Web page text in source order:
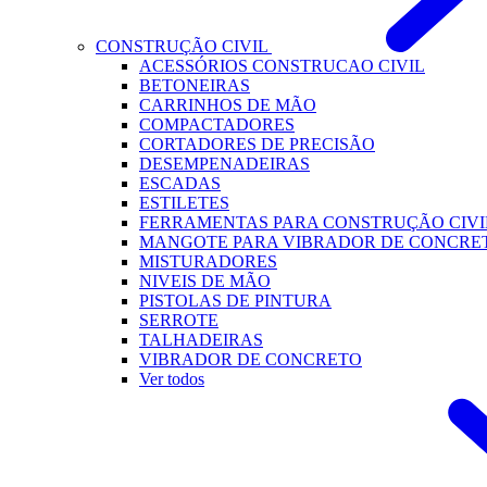
CONSTRUÇÃO CIVIL
ACESSÓRIOS CONSTRUCAO CIVIL
BETONEIRAS
CARRINHOS DE MÃO
COMPACTADORES
CORTADORES DE PRECISÃO
DESEMPENADEIRAS
ESCADAS
ESTILETES
FERRAMENTAS PARA CONSTRUÇÃO
MANGOTE PARA VIBRADOR DE
MISTURADORES
NIVEIS DE MÃO
PISTOLAS DE PINTURA
SERROTE
TALHADEIRAS
VIBRADOR DE CONCRETO
Ver todos